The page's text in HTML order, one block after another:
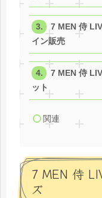
7 MEN 侍
イン販売
7 MEN 侍
ット
関連
7 MEN 侍
ズ